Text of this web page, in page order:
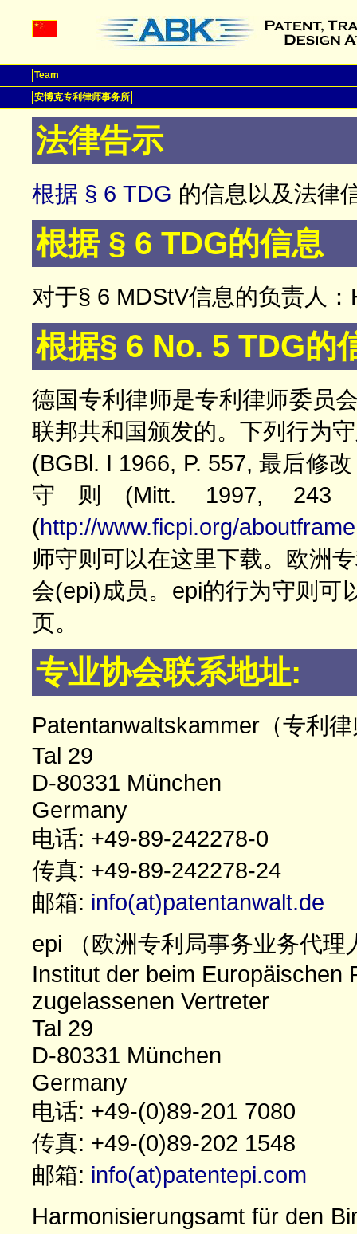
Team
安博克专利律师事务所
法律告示
根据 § 6 TDG 的信息以及法律
根据 § 6 TDG的信息
对于§ 6 MDStV信息的负责人
根据§ 6 No. 5 TDG的
德国专利律师是专利律师委员
联邦共和国颁发的。下列行为
(BGBl. I 1966, P. 557, 最后修
守则(Mitt. 1997,
(http://www.ficpi.org/
师守则可以在这里下载。欧洲
会(epi)成员。epi的行为守则可
页。
专业协会联系地址:
Patentanwaltskammer（专利
Tal 29
D-80331 München
Germany
电话: +49-89-242278-0
传真: +49-89-242278-24
邮箱: info(at)patentanwalt.de
epi （欧洲专利局事务业务代理
Institut der beim Europäischen
zugelassenen Vertreter
Tal 29
D-80331 München
Germany
电话: +49-(0)89-201 7080
传真: +49-(0)89-202 1548
邮箱: info(at)patentepi.com
Harmonisierungsamt für den